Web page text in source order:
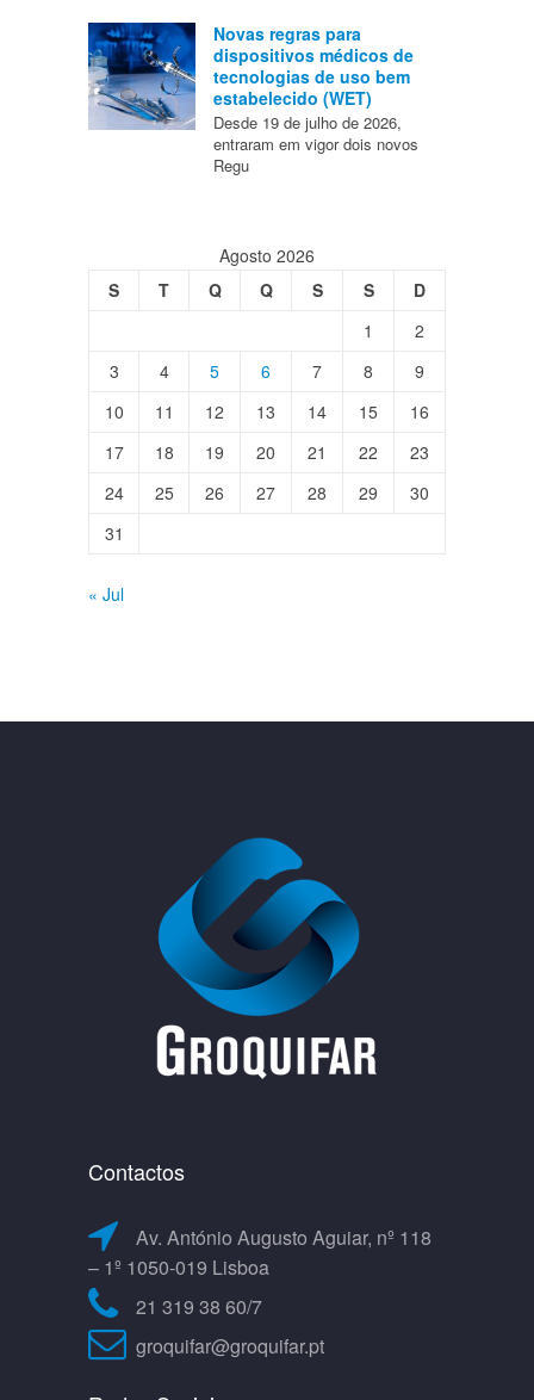
Novas regras para
dispositivos médicos de
tecnologias de uso bem
estabelecido (WET)
Desde 19 de julho de 2026,
entraram em vigor dois novos
Regu
Agosto 2026
S
T Q Q S S
D
1
2
3
4 5 6 7 8
9
10
11 12 13 14 15
16
17
18 19 20 21 22
23
24
25 26 27 28 29
30
31
« Jul
Contactos
Av. António Augusto Aguiar, nº 118
– 1º 1050-019 Lisboa
21 319 38 60/7
groquifar@groquifar.pt